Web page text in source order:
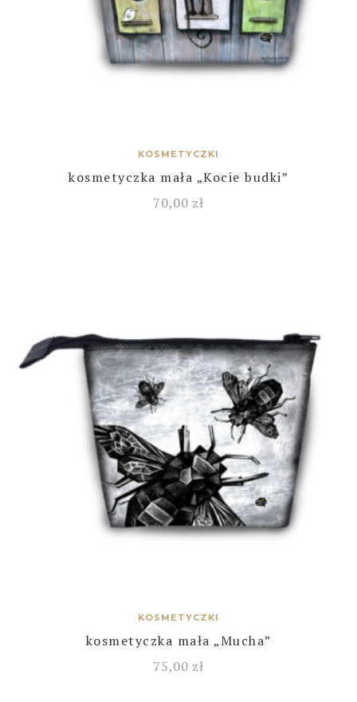
KOSMETYCZKI
kosmetyczka mała „Kocie budki”
70,00 zł
KOSMETYCZKI
kosmetyczka mała „Mucha”
75,00 zł